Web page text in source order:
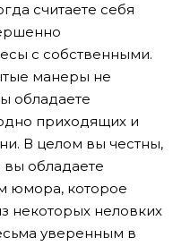
считаете себя
с собственными.
манеры не
обладаете
приходящих и
В целом вы честны,
вы обладаете
юмора, которое
некоторых неловких
уверенным в